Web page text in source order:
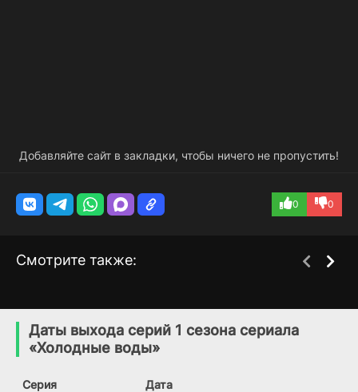
Добавляйте сайт в закладки, чтобы ничего не пропустить!
0 0
Смотрите также:
7.8 8.3
Даты выхода серий 1 сезона сериала
«Холодные воды»
Серия Дата